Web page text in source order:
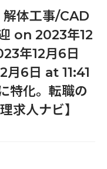
体工事/CAD
on 2023年12
年12月6日
6日 at 11:41
特化。転職の
求人ナビ】